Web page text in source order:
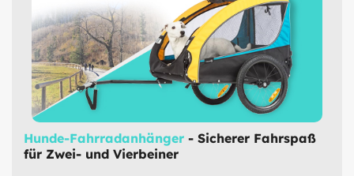
Hunde-Fahrradanhänger - Sicherer Fahrspaß
für Zwei- und Vierbeiner